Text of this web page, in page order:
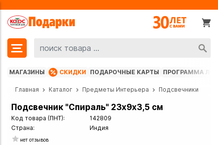
МАГАЗИНЫ СКИДКИ ПОДАРОЧНЫЕ КАРТЫ ПРОГРАММА
Главная Каталог Предметы Интерьера Подсвечники
Подсвечник "Спираль" 23х9х3,5 см
Код товара (ПНТ):
142809
Страна:
Индия
нет отзывов